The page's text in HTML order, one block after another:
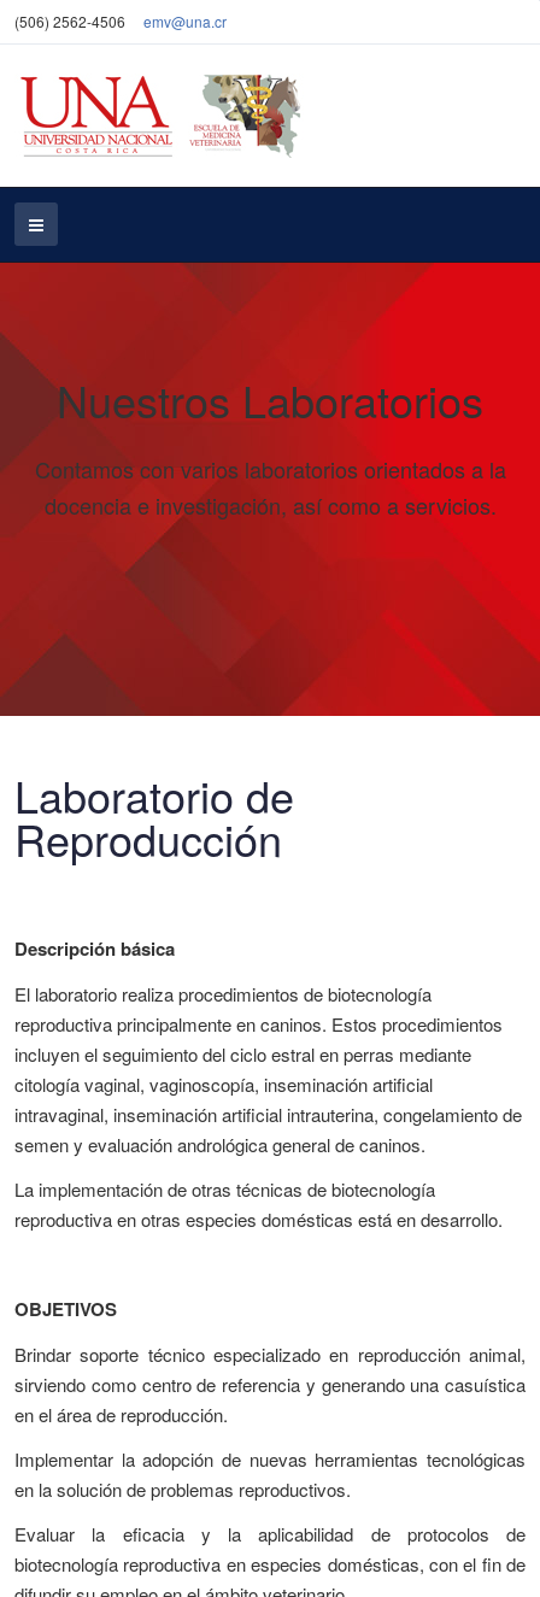
(506) 2562-4506 emv@una.cr
Nuestros Laboratorios
Contamos con varios laboratorios orientados a la
docencia e investigación, así como a servicios.
Laboratorio de
Reproducción
Descripción básica
El laboratorio realiza procedimientos de biotecnología
reproductiva principalmente en caninos. Estos procedimientos
incluyen el seguimiento del ciclo estral en perras mediante
citología vaginal, vaginoscopía, inseminación artificial
intravaginal, inseminación artificial intrauterina, congelamiento de
semen y evaluación andrológica general de caninos.
La implementación de otras técnicas de biotecnología
reproductiva en otras especies domésticas está en desarrollo.
OBJETIVOS
Brindar soporte técnico especializado en reproducción animal,
sirviendo como centro de referencia y generando una casuística
en el área de reproducción.
Implementar la adopción de nuevas herramientas tecnológicas
en la solución de problemas reproductivos.
Evaluar la eficacia y la aplicabilidad de protocolos de
biotecnología reproductiva en especies domésticas, con el fin de